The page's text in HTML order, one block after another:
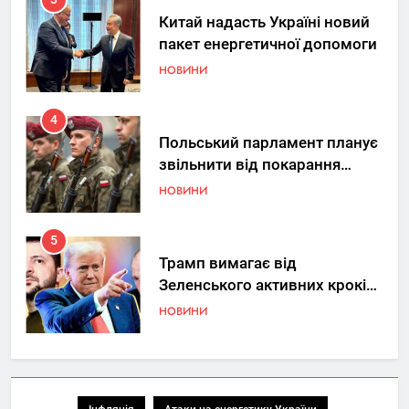
4
Польський парламент планує
звільнити від покарання
добровольців ЗСУ
НОВИНИ
5
Трамп вимагає від
Зеленського активних кроків
у мирному процесі
НОВИНИ
6
КМДА заявила про параліч
“Київтеплоенерго” через
обшуки СБУ
НОВИНИ